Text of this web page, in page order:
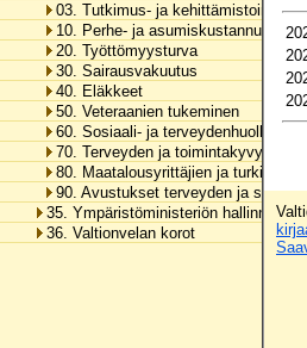
03. Tutkimus- ja kehittämistoiminta
10. Perhe- ja asumiskustannusten
20. Työttömyysturva
30. Sairausvakuutus
40. Eläkkeet
50. Veteraanien tukeminen
60. Sosiaali- ja terveydenhuollon
70. Terveyden ja toimintakyvyn
80. Maatalousyrittäjien ja
90. Avustukset terveyden ja
35. Ympäristöministeriön hallinnonala
36. Valtionvelan korot